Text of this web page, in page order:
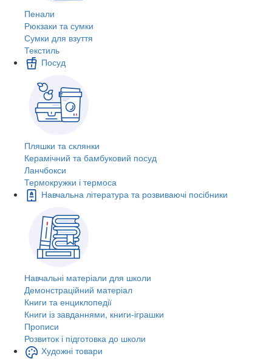
Пенали
Рюкзаки та сумки
Сумки для взуття
Текстиль
Посуд
Пляшки та склянки
Керамічний та бамбуковий посуд
Ланчбокси
Термокружки і термоса
Навчальна література та розвиваючі посібники
Навчальні матеріали для школи
Демонстраційний матеріал
Книги та енциклопедії
Книги із завданнями, книги-іграшки
Прописи
Розвиток і підготовка до школи
Художні товари